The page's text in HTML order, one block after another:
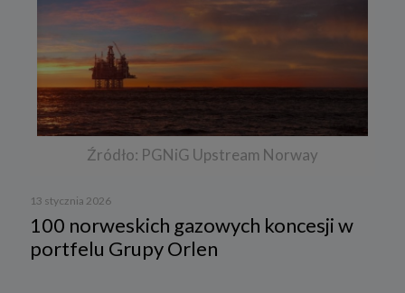
Źródło: PGNiG Upstream Norway
13 stycznia 2026
100 norweskich gazowych koncesji w
portfelu Grupy Orlen